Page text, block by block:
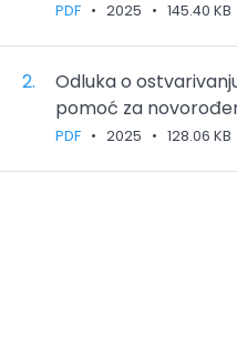
PDF • 2025 • 145.40 KB
2.
Odluka o
pomoć za
PDF • 2025 • 128.06 KB